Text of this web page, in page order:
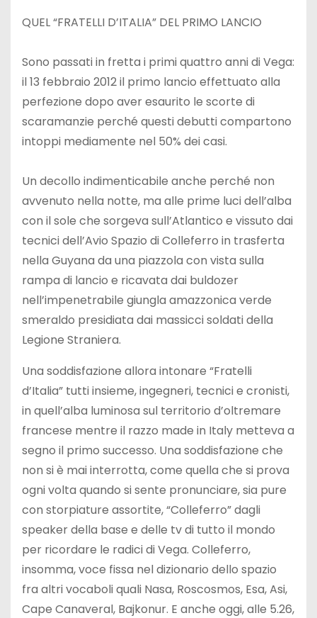
QUEL “FRATELLI D’ITALIA” DEL PRIMO LANCIO
Sono passati in fretta i primi quattro anni di Vega:
il 13 febbraio 2012 il primo lancio effettuato alla
perfezione dopo aver esaurito le scorte di
scaramanzie perché questi debutti compartono
intoppi mediamente nel 50% dei casi.
Un decollo indimenticabile anche perché non
avvenuto nella notte, ma alle prime luci dell’alba
con il sole che sorgeva sull’Atlantico e vissuto dai
tecnici dell’Avio Spazio di Colleferro in trasferta
nella Guyana da una piazzola con vista sulla
rampa di lancio e ricavata dai buldozer
nell’impenetrabile giungla amazzonica verde
smeraldo presidiata dai massicci soldati della
Legione Straniera.
Una soddisfazione allora intonare “Fratelli
d’Italia” tutti insieme, ingegneri, tecnici e cronisti,
in quell’alba luminosa sul territorio d’oltremare
francese mentre il razzo made in Italy metteva a
segno il primo successo. Una soddisfazione che
non si è mai interrotta, come quella che si prova
ogni volta quando si sente pronunciare, sia pure
con storpiature assortite, “Colleferro” dagli
speaker della base e delle tv di tutto il mondo
per ricordare le radici di Vega. Colleferro,
insomma, voce fissa nel dizionario dello spazio
fra altri vocaboli quali Nasa, Roscosmos, Esa, Asi,
Cape Canaveral, Bajkonur. E anche oggi, alle 5.26,